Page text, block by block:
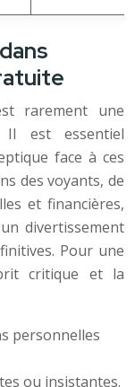
rarement une
Il est essentiel
face à ces
des voyants, de
et financières,
divertissement
Pour une
critique et la
personnelles
ou insistantes.